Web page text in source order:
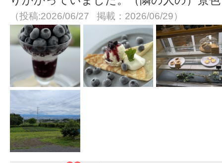
（投稿:2026/06/27 掲載：2026/06/29）